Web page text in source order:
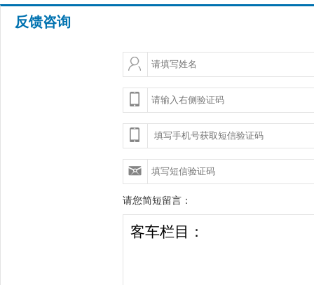
反馈咨询
请您简短留言：